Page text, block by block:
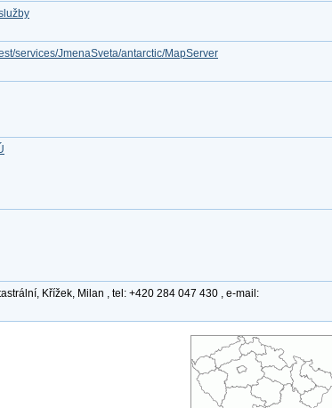
services/JmenaSveta/antarctic/MapServer
Křížek, Milan , tel: +420 284 047 430 , e-mail: